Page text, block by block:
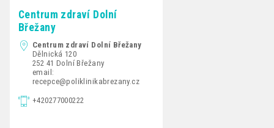
Centrum zdraví Dolní
Břežany
Centrum zdraví Dolní Břežany
Dělnická 120
252 41 Dolní Břežany
email:
recepce@poliklinikabrezany.cz
+420277000222